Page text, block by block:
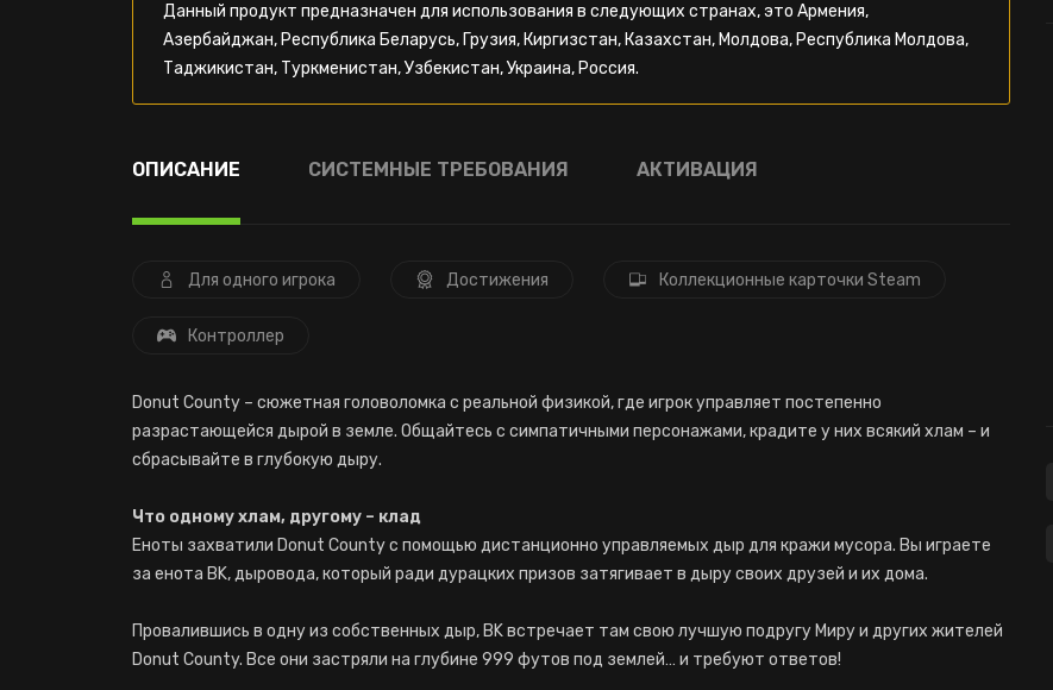
Данный продукт предназначен для использования в следующих странах, это Армения,
Азербайджан, Республика Беларусь, Грузия, Киргизстан, Казахстан, Молдова, Республика Молдова,
Таджикистан, Туркменистан, Узбекистан, Украина, Россия.
ОПИСАНИЕ СИСТЕМНЫЕ ТРЕБОВАНИЯ АКТИВАЦИЯ
Для одного игрока Достижения Коллекционные карточки Steam
Контроллер
Donut County – сюжетная головоломка с реальной физикой, где игрок управляет постепенно
разрастающейся дырой в земле. Общайтесь с симпатичными персонажами, крадите у них всякий хлам – и
сбрасывайте в глубокую дыру.
Что одному хлам, другому – клад
Еноты захватили Donut County с помощью дистанционно управляемых дыр для кражи мусора. Вы играете
за енота BK, дыровода, который ради дурацких призов затягивает в дыру своих друзей и их дома.
Провалившись в одну из собственных дыр, BK встречает там свою лучшую подругу Миру и других жителей
Donut County. Все они застряли на глубине 999 футов под землей… и требуют ответов!